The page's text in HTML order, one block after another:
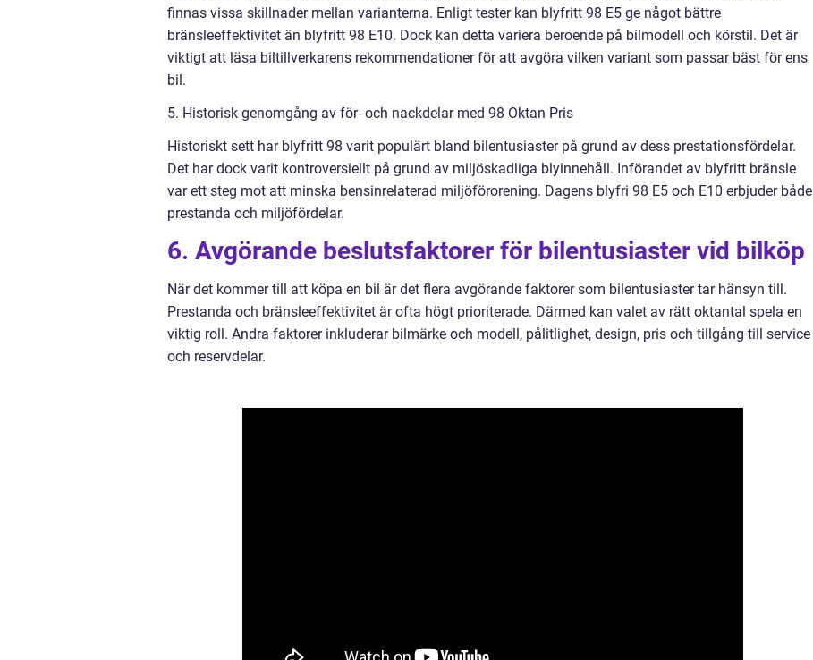
finnas vissa skillnader mellan varianterna. Enligt tester kan blyfritt 98 E5 ge något bättre
bränsleeffektivitet än blyfritt 98 E10. Dock kan detta variera beroende på bilmodell och körstil. Det är
viktigt att läsa biltillverkarens rekommendationer för att avgöra vilken variant som passar bäst för ens
bil.
5. Historisk genomgång av för- och nackdelar med 98 Oktan Pris
Historiskt sett har blyfritt 98 varit populärt bland bilentusiaster på grund av dess prestationsfördelar.
Det har dock varit kontroversiellt på grund av miljöskadliga blyinnehåll. Införandet av blyfritt bränsle
var ett steg mot att minska bensinrelaterad miljöförorening. Dagens blyfri 98 E5 och E10 erbjuder både
prestanda och miljöfördelar.
6. Avgörande beslutsfaktorer för bilentusiaster vid bilköp
När det kommer till att köpa en bil är det flera avgörande faktorer som bilentusiaster tar hänsyn till.
Prestanda och bränsleeffektivitet är ofta högt prioriterade. Därmed kan valet av rätt oktantal spela en
viktig roll. Andra faktorer inkluderar bilmärke och modell, pålitlighet, design, pris och tillgång till service
och reservdelar.